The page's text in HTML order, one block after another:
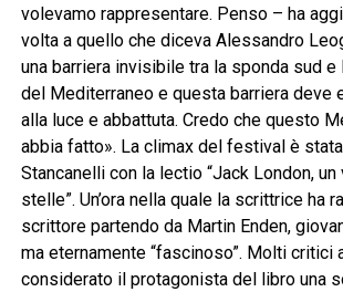
volevamo rappresentare. Penso – ha
volta a quello che diceva Alessandro
una barriera invisibile tra la sponda sud e
del Mediterraneo e questa barriera deve
alla luce e abbattuta. Credo che questo
abbia fatto». La climax del festival è
Stancanelli con la lectio “Jack London,
stelle”. Un’ora nella quale la scrittrice ha
scrittore partendo da Martin Enden,
ma eternamente “fascinoso”. Molti critici
considerato il protagonista del libro una